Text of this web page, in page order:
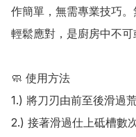
作簡單，無需專業技巧
輕鬆應對，是廚房中不可
🧼 使用方法
1.) 將刀刃由前至後滑過
2.) 接著滑過仕上砥槽數